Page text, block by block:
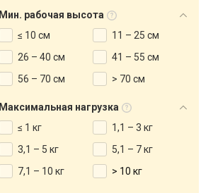
Мин. рабочая высота
≤ 10 см
11 – 25 см
26 – 40 см
41 – 55 см
56 – 70 см
> 70 см
Максимальная нагрузка
≤ 1 кг
1,1 – 3 кг
3,1 – 5 кг
5,1 – 7 кг
7,1 – 10 кг
> 10 кг